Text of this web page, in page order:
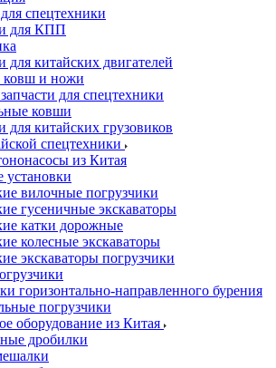
спецтехники
для КПП
для китайских двигателей
ковш и ножи
для спецтехники
ковши
для китайских грузовиков
спецтехники
из Китая
установки
вилочные погрузчики
гусеничные экскаваторы
катки дорожные
колесные экскаваторы
экскаваторы погрузчики
горизонтально-направленного бурения
погрузчики
оборудование из Китая
дробилки